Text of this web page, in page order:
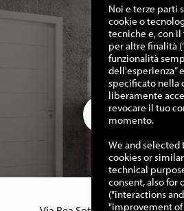
RICHIEDI I
CLICCA
Manuello
Noi e terze parti
cookie o
tecniche e, con il
per altre finalità
funzionalità
dell'esperienza”
specificato nella
liberamente
revocare il tuo
momento.
We and selected
cookies or
technical
consent, also for
("interactions
"improvement